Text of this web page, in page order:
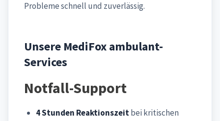
Probleme schnell und zuverlässig.
Unsere MediFox ambulant-
Services
Notfall-Support
4 Stunden Reaktionszeitbei kritischen